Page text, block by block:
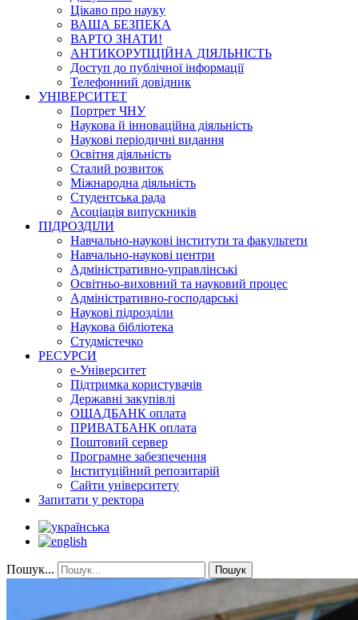
Цікаво про науку
ВАША БЕЗПЕКА
ВАРТО ЗНАТИ!
АНТИКОРУПЦІЙНА ДІЯЛЬНІСТЬ
Доступ до публічної інформації
Телефонний довідник
УНІВЕРСИТЕТ
Портрет ЧНУ
Наукова й інноваційна діяльність
Наукові періодичні видання
Освітня діяльність
Сталий розвиток
Міжнародна діяльність
Студентська рада
Асоціація випускників
ПІДРОЗДІЛИ
Навчально-наукові інститути та факультети
Навчально-наукові центри
Адміністративно-управлінські
Освітньо-виховний та науковий процес
Адміністративно-господарські
Наукові підрозділи
Наукова бібліотека
Студмістечко
РЕСУРСИ
е-Університет
Підтримка користувачів
Державні закупівлі
ОЩАДБАНК оплата
ПРИВАТБАНК оплата
Поштовий сервер
Програмне забезпечення
Інституційний репозитарій
Сайти університету
Запитати у ректора
Пошук... Пошук